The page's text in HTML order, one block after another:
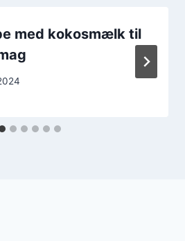
med kokosmælk til